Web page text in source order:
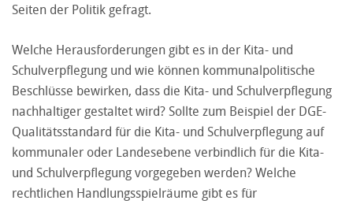
Seiten der Politik gefragt.
Welche Herausforderungen gibt es in der Kita- und
Schulverpflegung und wie können kommunalpolitische
Beschlüsse bewirken, dass die Kita- und Schulverpflegung
nachhaltiger gestaltet wird? Sollte zum Beispiel der DGE-
Qualitätsstandard für die Kita- und Schulverpflegung auf
kommunaler oder Landesebene verbindlich für die Kita-
und Schulverpflegung vorgegeben werden? Welche
rechtlichen Handlungsspielräume gibt es für